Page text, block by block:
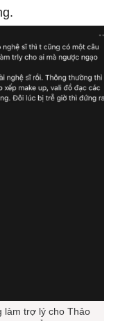
làm trợ lý cho Thảo